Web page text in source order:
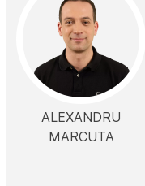
ALEXANDRU
MARCUTA